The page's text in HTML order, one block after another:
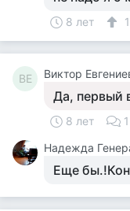
8 лет 1
ВЕ Виктор
Да, первый
8 лет 1
Надежда
Еще